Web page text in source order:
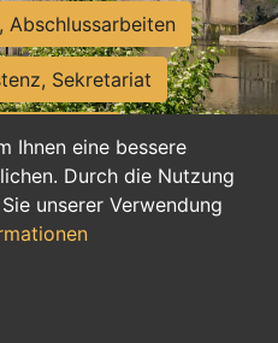
Ihnen eine bessere
Durch die Nutzung
unserer Verwendung
Abschlussarbeiten
Sekretariat
Ausbildung